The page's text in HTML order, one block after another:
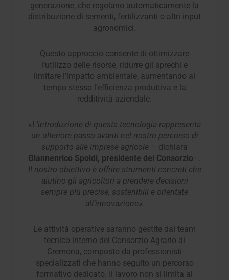
generazione, che regolano automaticamente la
distribuzione di sementi, fertilizzanti o altri input
agronomici.
Questo approccio consente di ottimizzare
l’utilizzo delle risorse, ridurre gli sprechi e
limitare l’impatto ambientale, aumentando al
tempo stesso l’efficienza produttiva e la
redditività aziendale.
«L’introduzione di questa tecnologia rappresenta
un ulteriore passo avanti nel nostro percorso di
supporto alle imprese agricole – dichiara
Giannenrico Spoldi, presidente del Consorzio–.
Il nostro obiettivo è offrire strumenti concreti che
aiutino gli agricoltori a prendere decisioni
sempre più precise, sostenibili e orientate
all’innovazione».
Le attività operative saranno gestite dal team
tecnico interno del Consorzio Agrario di
Cremona, composto da professionisti
specializzati che hanno seguito un percorso
formativo dedicato. Il lavoro non si limita al